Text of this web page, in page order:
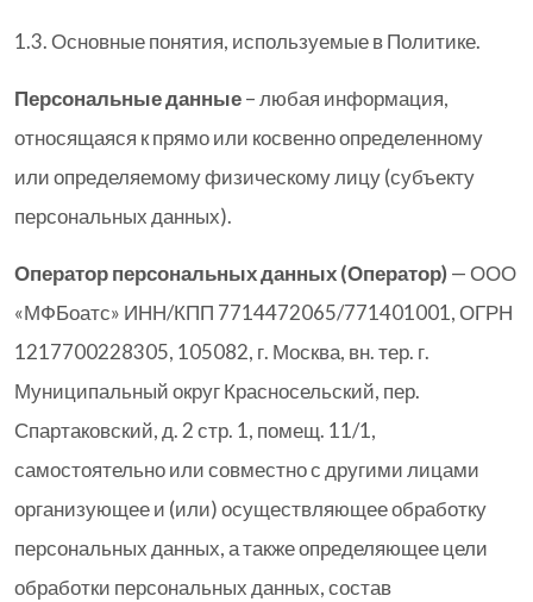
1.3. Основные понятия, используемые в Политике.
Персональные данные– любая информация,
относящаяся к прямо или косвенно определенному
или определяемому физическому лицу (субъекту
персональных данных).
Оператор персональных данных (Оператор)— ООО
«МФБоатс» ИНН/КПП 7714472065/771401001, ОГРН
1217700228305, 105082, г. Москва, вн. тер. г.
Муниципальный округ Красносельский, пер.
Спартаковский, д. 2 стр. 1, помещ. 11/1,
самостоятельно или совместно с другими лицами
организующее и (или) осуществляющее обработку
персональных данных, а также определяющее цели
обработки персональных данных, состав